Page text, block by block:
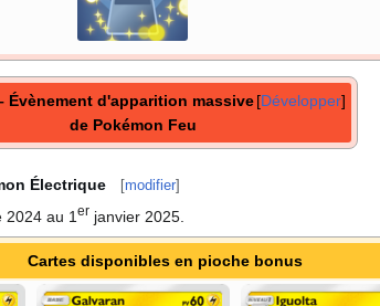
Développer
Évènement d'apparition massive
de Pokémon Feu
Électrique [modifier]
au 1 er janvier 2025.
Cartes disponibles en pioche bonus